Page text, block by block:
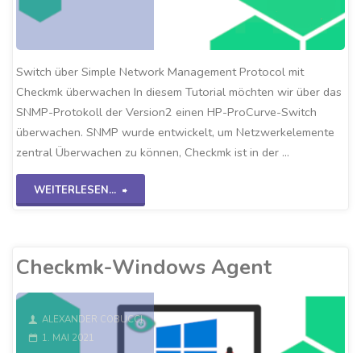
Switch über Simple Network Management Protocol mit
Checkmk überwachen In diesem Tutorial möchten wir über das
SNMP-Protokoll der Version2 einen HP-ProCurve-Switch
überwachen. SNMP wurde entwickelt, um Netzwerkelemente
zentral Überwachen zu können, Checkmk ist in der …
WEITERLESEN...
"Checkmk-
Checkmk-Windows Agent
ALEXANDER COBUCCI
1. MAI 2021